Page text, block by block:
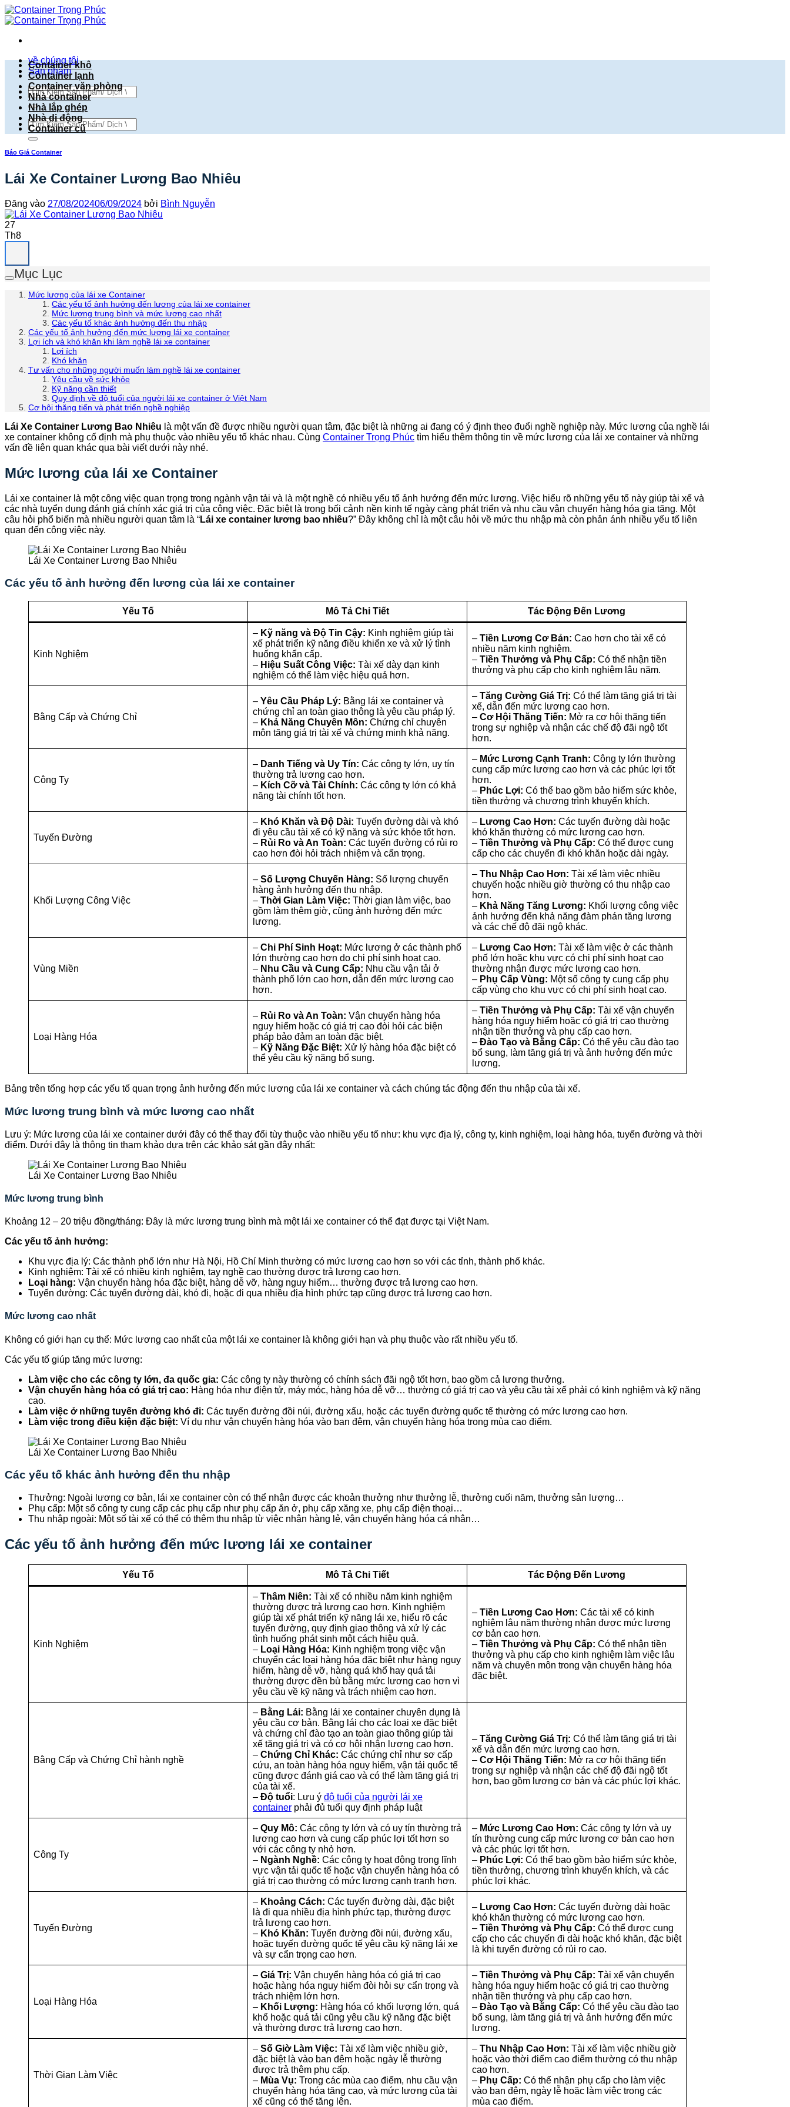
Bỏ
qua
dung
về chúng tôi
Sản phẩm
Tìm
kiếm:
Tìm
kiếm:
Container khô
Container lạnh
Container văn phòng
Nhà container
Nhà lắp ghép
Nhà di động
Container cũ
Báo Giá Container
Lái Xe Container Lương Bao Nhiêu
Đăng vào 27/08/202406/09/2024 bởi Bình Nguyễn
27
Th8
Mục Lục
Mức lương của lái xe Container
Các yếu tố ảnh hưởng đến lương của lái xe container
Mức lương trung bình và mức lương cao nhất
Các yếu tố khác ảnh hưởng đến thu nhập
Các yếu tố ảnh hưởng đến mức lương lái xe container
Lợi ích và khó khăn khi làm nghề lái xe container
Lợi ích
Khó khăn
Tư vấn cho những người muốn làm nghề lái xe container
Yêu cầu về sức khỏe
Kỹ năng cần thiết
Quy định về độ tuổi của người lái xe container ở Việt Nam
Cơ hội thăng tiến và phát triển nghề nghiệp
Lái Xe Container Lương Bao Nhiêu là một vấn đề được nhiều người quan tâm, đặc biệt là những ai đang có ý định theo đuổi nghề nghiệp này. Mức lương của nghề lái
xe container không cố định mà phụ thuộc vào nhiều yếu tố khác nhau. Cùng Container Trọng Phúc tìm hiểu thêm thông tin về mức lương của lái xe container và những
vấn đề liên quan khác qua bài viết dưới này nhé.
Mức lương của lái xe Container
Lái xe container là một công việc quan trọng trong ngành vận tải và là một nghề có nhiều yếu tố ảnh hưởng đến mức lương. Việc hiểu rõ những yếu tố này giúp tài xế và
các nhà tuyển dụng đánh giá chính xác giá trị của công việc. Đặc biệt là trong bối cảnh nền kinh tế ngày càng phát triển và nhu cầu vận chuyển hàng hóa gia tăng. Một
câu hỏi phổ biến mà nhiều người quan tâm là “Lái xe container lương bao nhiêu?” Đây không chỉ là một câu hỏi về mức thu nhập mà còn phản ánh nhiều yếu tố liên
quan đến công việc này.
Lái Xe Container Lương Bao Nhiêu
Các yếu tố ảnh hưởng đến lương của lái xe container
Yếu Tố Mô Tả Chi Tiết Tác Động Đến Lương
Kinh Nghiệm
– Kỹ năng và Độ Tin Cậy: Kinh nghiệm giúp tài
xế phát triển kỹ năng điều khiển xe và xử lý tình
huống khẩn cấp.
– Hiệu Suất Công Việc: Tài xế dày dạn kinh
nghiệm có thể làm việc hiệu quả hơn.
– Tiền Lương Cơ Bản: Cao hơn cho tài xế có
nhiều năm kinh nghiệm.
– Tiền Thưởng và Phụ Cấp: Có thể nhận tiền
thưởng và phụ cấp cho kinh nghiệm lâu năm.
Bằng Cấp và Chứng Chỉ
– Yêu Cầu Pháp Lý: Bằng lái xe container và
chứng chỉ an toàn giao thông là yêu cầu pháp lý.
– Khả Năng Chuyên Môn: Chứng chỉ chuyên
môn tăng giá trị tài xế và chứng minh khả năng.
– Tăng Cường Giá Trị: Có thể làm tăng giá trị tài
xế, dẫn đến mức lương cao hơn.
– Cơ Hội Thăng Tiến: Mở ra cơ hội thăng tiến
trong sự nghiệp và nhận các chế độ đãi ngộ tốt
hơn.
Công Ty
– Danh Tiếng và Uy Tín: Các công ty lớn, uy tín
thường trả lương cao hơn.
– Kích Cỡ và Tài Chính: Các công ty lớn có khả
năng tài chính tốt hơn.
– Mức Lương Cạnh Tranh: Công ty lớn thường
cung cấp mức lương cao hơn và các phúc lợi tốt
hơn.
– Phúc Lợi: Có thể bao gồm bảo hiểm sức khỏe,
tiền thưởng và chương trình khuyến khích.
Tuyến Đường
– Khó Khăn và Độ Dài: Tuyến đường dài và khó
đi yêu cầu tài xế có kỹ năng và sức khỏe tốt hơn.
– Rủi Ro và An Toàn: Các tuyến đường có rủi ro
cao hơn đòi hỏi trách nhiệm và cẩn trọng.
– Lương Cao Hơn: Các tuyến đường dài hoặc
khó khăn thường có mức lương cao hơn.
– Tiền Thưởng và Phụ Cấp: Có thể được cung
cấp cho các chuyến đi khó khăn hoặc dài ngày.
Khối Lượng Công Việc
– Số Lượng Chuyến Hàng: Số lượng chuyến
hàng ảnh hưởng đến thu nhập.
– Thời Gian Làm Việc: Thời gian làm việc, bao
gồm làm thêm giờ, cũng ảnh hưởng đến mức
lương.
– Thu Nhập Cao Hơn: Tài xế làm việc nhiều
chuyến hoặc nhiều giờ thường có thu nhập cao
hơn.
– Khả Năng Tăng Lương: Khối lượng công việc
ảnh hưởng đến khả năng đàm phán tăng lương
và các chế độ đãi ngộ khác.
Vùng Miền
– Chi Phí Sinh Hoạt: Mức lương ở các thành phố
lớn thường cao hơn do chi phí sinh hoạt cao.
– Nhu Cầu và Cung Cấp: Nhu cầu vận tải ở
thành phố lớn cao hơn, dẫn đến mức lương cao
hơn.
– Lương Cao Hơn: Tài xế làm việc ở các thành
phố lớn hoặc khu vực có chi phí sinh hoạt cao
thường nhận được mức lương cao hơn.
– Phụ Cấp Vùng: Một số công ty cung cấp phụ
cấp vùng cho khu vực có chi phí sinh hoạt cao.
Loại Hàng Hóa
– Rủi Ro và An Toàn: Vận chuyển hàng hóa
nguy hiểm hoặc có giá trị cao đòi hỏi các biện
pháp bảo đảm an toàn đặc biệt.
– Kỹ Năng Đặc Biệt: Xử lý hàng hóa đặc biệt có
thể yêu cầu kỹ năng bổ sung.
– Tiền Thưởng và Phụ Cấp: Tài xế vận chuyển
hàng hóa nguy hiểm hoặc có giá trị cao thường
nhận tiền thưởng và phụ cấp cao hơn.
– Đào Tạo và Bằng Cấp: Có thể yêu cầu đào tạo
bổ sung, làm tăng giá trị và ảnh hưởng đến mức
lương.
Bảng trên tổng hợp các yếu tố quan trọng ảnh hưởng đến mức lương của lái xe container và cách chúng tác động đến thu nhập của tài xế.
Mức lương trung bình và mức lương cao nhất
Lưu ý: Mức lương của lái xe container dưới đây có thể thay đổi tùy thuộc vào nhiều yếu tố như: khu vực địa lý, công ty, kinh nghiệm, loại hàng hóa, tuyến đường và thời
điểm. Dưới đây là thông tin tham khảo dựa trên các khảo sát gần đây nhất:
Lái Xe Container Lương Bao Nhiêu
Mức lương trung bình
Khoảng 12 – 20 triệu đồng/tháng: Đây là mức lương trung bình mà một lái xe container có thể đạt được tại Việt Nam.
Các yếu tố ảnh hưởng:
Khu vực địa lý: Các thành phố lớn như Hà Nội, Hồ Chí Minh thường có mức lương cao hơn so với các tỉnh, thành phố khác.
Kinh nghiệm: Tài xế có nhiều kinh nghiệm, tay nghề cao thường được trả lương cao hơn.
Loại hàng: Vận chuyển hàng hóa đặc biệt, hàng dễ vỡ, hàng nguy hiểm… thường được trả lương cao hơn.
Tuyến đường: Các tuyến đường dài, khó đi, hoặc đi qua nhiều địa hình phức tạp cũng được trả lương cao hơn.
Mức lương cao nhất
Không có giới hạn cụ thể: Mức lương cao nhất của một lái xe container là không giới hạn và phụ thuộc vào rất nhiều yếu tố.
Các yếu tố giúp tăng mức lương:
Làm việc cho các công ty lớn, đa quốc gia: Các công ty này thường có chính sách đãi ngộ tốt hơn, bao gồm cả lương thưởng.
Vận chuyển hàng hóa có giá trị cao: Hàng hóa như điện tử, máy móc, hàng hóa dễ vỡ… thường có giá trị cao và yêu cầu tài xế phải có kinh nghiệm và kỹ năng
cao.
Làm việc ở những tuyến đường khó đi: Các tuyến đường đồi núi, đường xấu, hoặc các tuyến đường quốc tế thường có mức lương cao hơn.
Làm việc trong điều kiện đặc biệt: Ví dụ như vận chuyển hàng hóa vào ban đêm, vận chuyển hàng hóa trong mùa cao điểm.
Lái Xe Container Lương Bao Nhiêu
Các yếu tố khác ảnh hưởng đến thu nhập
Thưởng: Ngoài lương cơ bản, lái xe container còn có thể nhận được các khoản thưởng như thưởng lễ, thưởng cuối năm, thưởng sản lượng…
Phụ cấp: Một số công ty cung cấp các phụ cấp như phụ cấp ăn ở, phụ cấp xăng xe, phụ cấp điện thoại…
Thu nhập ngoài: Một số tài xế có thể có thêm thu nhập từ việc nhận hàng lẻ, vận chuyển hàng hóa cá nhân…
Các yếu tố ảnh hưởng đến mức lương lái xe container
Yếu Tố Mô Tả Chi Tiết Tác Động Đến Lương
Kinh Nghiệm
– Thâm Niên: Tài xế có nhiều năm kinh nghiệm
thường được trả lương cao hơn. Kinh nghiệm
giúp tài xế phát triển kỹ năng lái xe, hiểu rõ các
tuyến đường, quy định giao thông và xử lý các
tình huống phát sinh một cách hiệu quả.
– Loại Hàng Hóa: Kinh nghiệm trong việc vận
chuyển các loại hàng hóa đặc biệt như hàng nguy
hiểm, hàng dễ vỡ, hàng quá khổ hay quá tải
thường được đền bù bằng mức lương cao hơn vì
yêu cầu về kỹ năng và trách nhiệm cao hơn.
– Tiền Lương Cao Hơn: Các tài xế có kinh
nghiệm lâu năm thường nhận được mức lương
cơ bản cao hơn.
– Tiền Thưởng và Phụ Cấp: Có thể nhận tiền
thưởng và phụ cấp cho kinh nghiệm làm việc lâu
năm và chuyên môn trong vận chuyển hàng hóa
đặc biệt.
Bằng Cấp và Chứng Chỉ hành nghề
– Bằng Lái: Bằng lái xe container chuyên dụng là
yêu cầu cơ bản. Bằng lái cho các loại xe đặc biệt
và chứng chỉ đào tạo an toàn giao thông giúp tài
xế tăng giá trị và có cơ hội nhận lương cao hơn.
– Chứng Chỉ Khác: Các chứng chỉ như sơ cấp
cứu, an toàn hàng hóa nguy hiểm, vận tải quốc tế
cũng được đánh giá cao và có thể làm tăng giá trị
của tài xế.
– Độ tuổi: Lưu ý độ tuổi của người lái xe
container phải đủ tuổi quy định pháp luật
– Tăng Cường Giá Trị: Có thể làm tăng giá trị tài
xế và dẫn đến mức lương cao hơn.
– Cơ Hội Thăng Tiến: Mở ra cơ hội thăng tiến
trong sự nghiệp và nhận các chế độ đãi ngộ tốt
hơn, bao gồm lương cơ bản và các phúc lợi khác.
Công Ty
– Quy Mô: Các công ty lớn và có uy tín thường trả
lương cao hơn và cung cấp phúc lợi tốt hơn so
với các công ty nhỏ hơn.
– Ngành Nghề: Các công ty hoạt động trong lĩnh
vực vận tải quốc tế hoặc vận chuyển hàng hóa có
giá trị cao thường có mức lương cạnh tranh hơn.
– Mức Lương Cao Hơn: Các công ty lớn và uy
tín thường cung cấp mức lương cơ bản cao hơn
và các phúc lợi tốt hơn.
– Phúc Lợi: Có thể bao gồm bảo hiểm sức khỏe,
tiền thưởng, chương trình khuyến khích, và các
phúc lợi khác.
Tuyến Đường
– Khoảng Cách: Các tuyến đường dài, đặc biệt
là đi qua nhiều địa hình phức tạp, thường được
trả lương cao hơn.
– Khó Khăn: Tuyến đường đồi núi, đường xấu,
hoặc tuyến đường quốc tế yêu cầu kỹ năng lái xe
và sự cẩn trọng cao hơn.
– Lương Cao Hơn: Các tuyến đường dài hoặc
khó khăn thường có mức lương cao hơn.
– Tiền Thưởng và Phụ Cấp: Có thể được cung
cấp cho các chuyến đi dài hoặc khó khăn, đặc biệt
là khi tuyến đường có rủi ro cao.
Loại Hàng Hóa
– Giá Trị: Vận chuyển hàng hóa có giá trị cao
hoặc hàng hóa nguy hiểm đòi hỏi sự cẩn trọng và
trách nhiệm lớn hơn.
– Khối Lượng: Hàng hóa có khối lượng lớn, quá
khổ hoặc quá tải cũng yêu cầu kỹ năng đặc biệt
và thường được trả lương cao hơn.
– Tiền Thưởng và Phụ Cấp: Tài xế vận chuyển
hàng hóa nguy hiểm hoặc có giá trị cao thường
nhận tiền thưởng và phụ cấp cao hơn.
– Đào Tạo và Bằng Cấp: Có thể yêu cầu đào tạo
bổ sung, làm tăng giá trị và ảnh hưởng đến mức
lương.
Thời Gian Làm Việc
– Số Giờ Làm Việc: Tài xế làm việc nhiều giờ,
đặc biệt là vào ban đêm hoặc ngày lễ thường
được trả thêm phụ cấp.
– Mùa Vụ: Trong các mùa cao điểm, nhu cầu vận
chuyển hàng hóa tăng cao, và mức lương của tài
xế cũng có thể tăng lên.
– Thu Nhập Cao Hơn: Tài xế làm việc nhiều giờ
hoặc vào thời điểm cao điểm thường có thu nhập
cao hơn.
– Phụ Cấp: Có thể nhận phụ cấp cho làm việc
vào ban đêm, ngày lễ hoặc làm việc trong các
mùa cao điểm.